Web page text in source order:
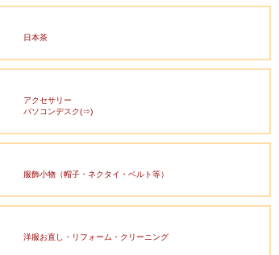
日本茶
アクセサリー
パソコンデスク(⇒)
服飾小物（帽子・ネクタイ・ベルト等）
洋服お直し・リフォーム・クリーニング